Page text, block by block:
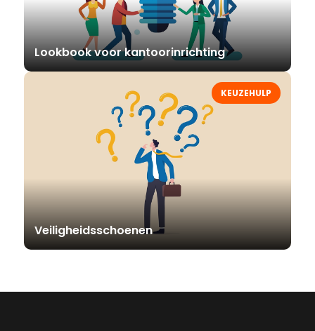
Lookbook voor kantoorinrichting
KEUZEHULP
Veiligheidsschoenen